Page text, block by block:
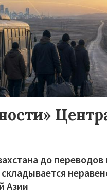
до переводов
Азии